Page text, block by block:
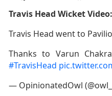
Travis Head Wicket Video:
Travis Head went to
Thanks to Varun
#TravisHead
— OpinionatedOwl